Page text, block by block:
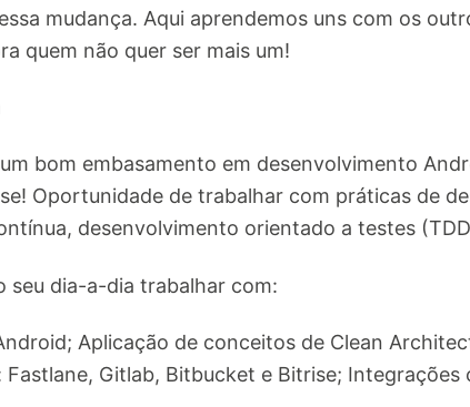
mudança. Aqui aprendemos uns com os
quem não quer ser mais um!
bom embasamento em desenvolvimento
Oportunidade de trabalhar com práticas de
desenvolvimento orientado a testes
seu dia-a-dia trabalhar com:
Aplicação de conceitos de Clean
Fastlane, Gitlab, Bitbucket e Bitrise; Integrações